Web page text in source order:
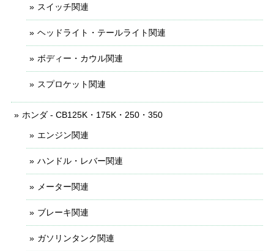
スイッチ関連
ヘッドライト・テールライト関連
ボディー・カウル関連
スプロケット関連
ホンダ - CB125K・175K・250・350
エンジン関連
ハンドル・レバー関連
メーター関連
ブレーキ関連
ガソリンタンク関連